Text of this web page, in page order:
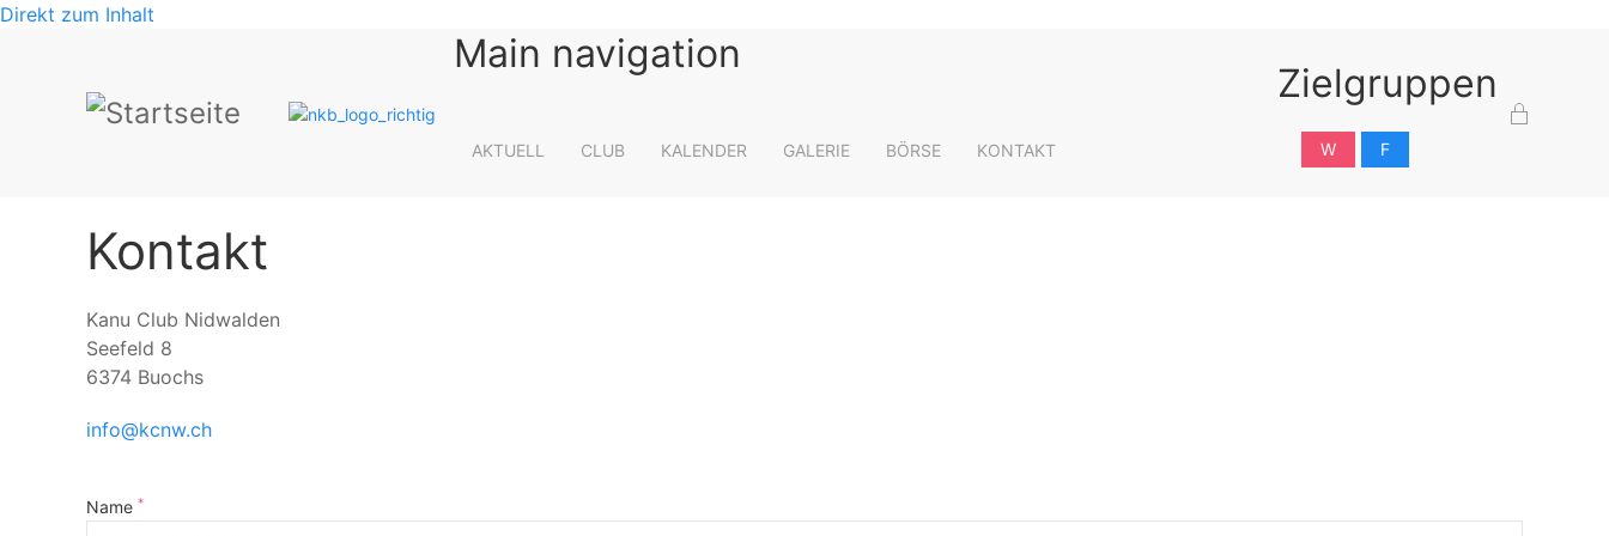
Direkt zum Inhalt
Main navigation
AKTUELL CLUB KALENDER GALERIE BÖRSE KONTAKT
Zielgruppen
W F
Kontakt
Kanu Club Nidwalden
Seefeld 8
6374 Buochs
info@kcnw.ch
Name *